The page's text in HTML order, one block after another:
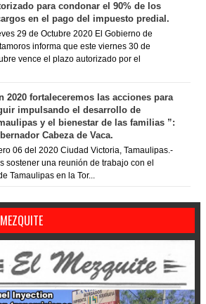
para condonar el 90% de los
en el pago del impuesto predial.
29 de Octubre 2020 El Gobierno de
informa que este viernes 30 de
vence el plazo autorizado por el
2020 fortaleceremos las acciones para
impulsando el desarrollo de
y el bienestar de las familias ”:
Cabeza de Vaca.
06 del 2020 Ciudad Victoria, Tamaulipas.-
sostener una reunión de trabajo con el
Tamaulipas en la Tor...